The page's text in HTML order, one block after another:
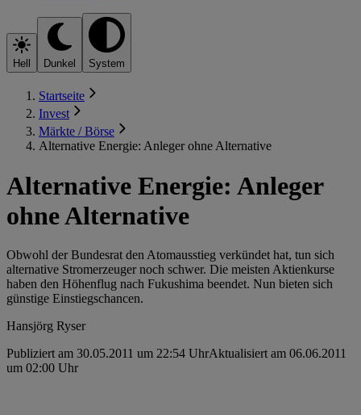
Hell Dunkel System
Startseite
Invest
Märkte / Börse
Alternative Energie: Anleger ohne Alternative
Alternative Energie: Anleger
ohne Alternative
Obwohl der Bundesrat den Atomausstieg verkündet hat, tun sich
alternative Strom­erzeuger noch schwer. Die meisten Aktienkurse
haben den Höhenflug nach Fukushima beendet. Nun bieten sich
günstige Einstiegschancen.
Hansjörg Ryser
Publiziert am 30.05.2011 um 22:54 UhrAktualisiert am 06.06.2011
um 02:00 Uhr